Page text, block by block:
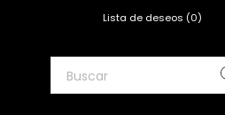
Lista de deseos (0)